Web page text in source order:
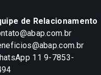
de Relacionamento
11 9-7853-